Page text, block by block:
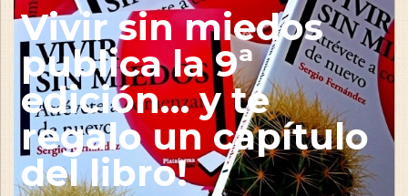
Vivir sin miedos
publica la 9ª
edición… y te
regalo un capítulo
del libro!